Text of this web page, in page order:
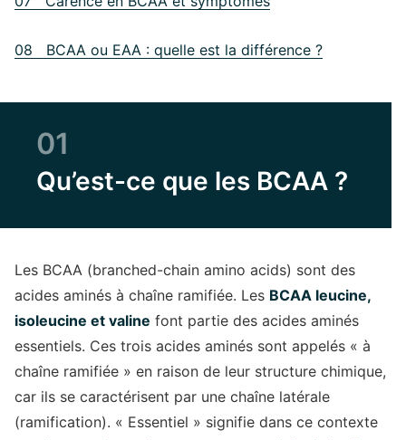
08 BCAA ou EAA : quelle est la différence ?
01
Qu’est-ce que les BCAA ?
Les BCAA (branched-chain amino acids) sont des
acides aminés à chaîne ramifiée. Les BCAA leucine,
isoleucine et valine font partie des acides aminés
essentiels. Ces trois acides aminés sont appelés « à
chaîne ramifiée » en raison de leur structure chimique,
car ils se caractérisent par une chaîne latérale
(ramification). « Essentiel » signifie dans ce contexte